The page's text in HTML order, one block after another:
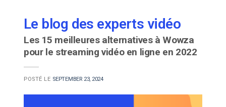
Le blog des experts vidéo
Les 15 meilleures alternatives à Wowza
pour le streaming vidéo en ligne en 2022
POSTÉ LE SEPTEMBER 23, 2024